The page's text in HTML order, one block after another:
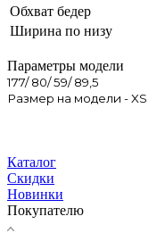
Обхват бедер
Ширина по низу
Параметры модели
177/ 80/ 59/ 89,5
Размер на модели - XS
Каталог
Скидки
Новинки
Покупателю